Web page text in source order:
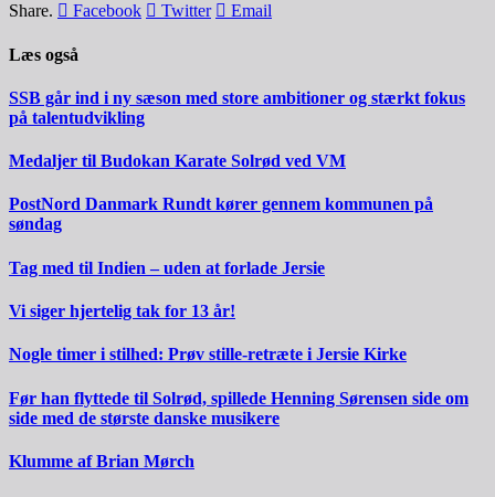
Share. Facebook Twitter Email
Læs også
SSB går ind i ny sæson med store ambitioner og stærkt fokus
på talentudvikling
Medaljer til Budokan Karate Solrød ved VM
PostNord Danmark Rundt kører gennem kommunen på
søndag
Tag med til Indien – uden at forlade Jersie
Vi siger hjertelig tak for 13 år!
Nogle timer i stilhed: Prøv stille-retræte i Jersie Kirke
Før han flyttede til Solrød, spillede Henning Sørensen side om
side med de største danske musikere
Klumme af Brian Mørch